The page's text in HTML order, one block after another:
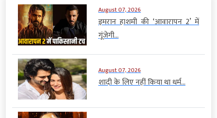
August 07, 2026
इमरान हाशमी की ‘आवारापन 2’ में
गूंजेगी...
August 07, 2026
शादी के लिए नहीं किया था धर्म...